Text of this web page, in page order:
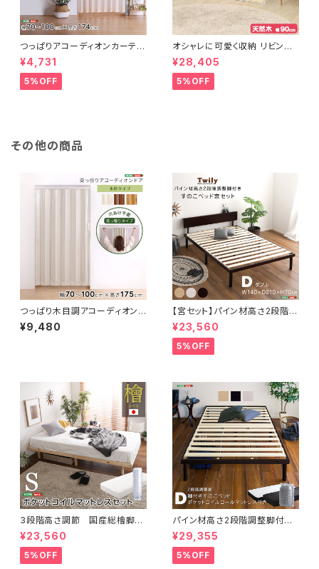
つっぱりアコーディオンカーテ
ン 100×174cm SH-16-TA
DC
¥4,731
5%OFF
オシャレに可愛く収納 リビング
用ローチェスト 4段 幅90cm
天然木（桐）日本製｜petora-
ペトラ- SH-08-PTR90
¥28,405
5%OFF
その他の商品
つっぱり木目調アコーディオンド
ア 100×175cm SH-16-TA
D
¥9,480
【宮セット】パイン材高さ2段階調
整脚付きすのこベッド(ダブル)
¥23,560
5%OFF
3段階高さ調節 国産総檜脚付
きすのこベッド 【Pierna-ピエル
ナ-】(ポケットコイルロールマッ
トレス付き) シングル LHK-H
RM-S
¥23,560
5%OFF
パイン材高さ2段階調整脚付き
すのこベッド ポケットコイルマッ
トレスセット(ダブル) ASP-SR
M-D
¥29,355
5%OFF